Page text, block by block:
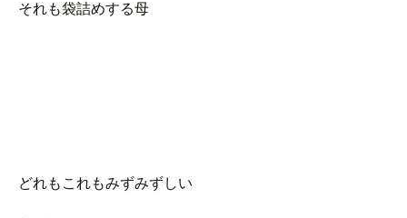
それも袋詰めする母
どれもこれもみずみずしい